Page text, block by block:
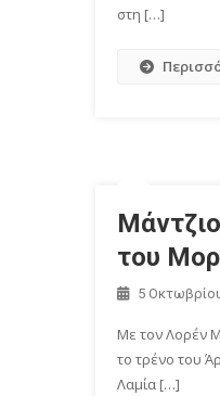
στη […]
του
5
Με τον Λορέν
το τρένο του
Λαμία […]